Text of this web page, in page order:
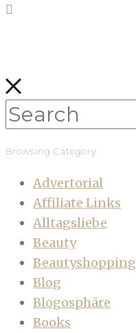
Browsing Category
Advertorial
Affiliate Links
Alltagsliebe
Beauty
Beautyshopping
Blog
Blogosphäre
Books